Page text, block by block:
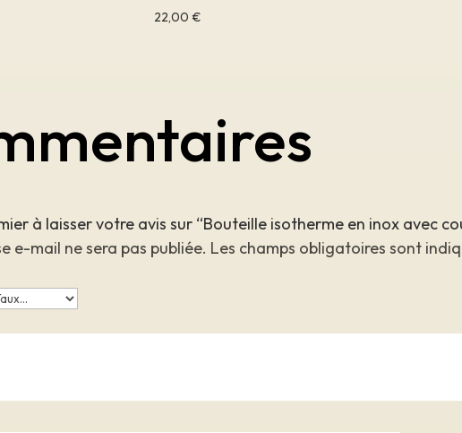
22,00 €
à laisser votre avis sur “Bouteille isotherme en inox avec
e-mail ne sera pas publiée. Les champs obligatoires sont